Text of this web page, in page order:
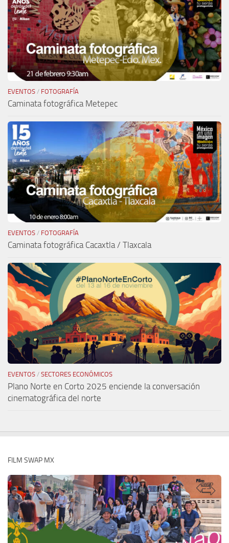
EVENTOS / FOTOGRAFÍA
Caminata fotográfica Metepec
EVENTOS / FOTOGRAFÍA
Caminata fotográfica Cacaxtla / Tlaxcala
EVENTOS / SECTORES ECONÓMICOS
Plano Norte en Corto 2025 enciende la conversación
cinematográfica del norte
FILM SWAP MX